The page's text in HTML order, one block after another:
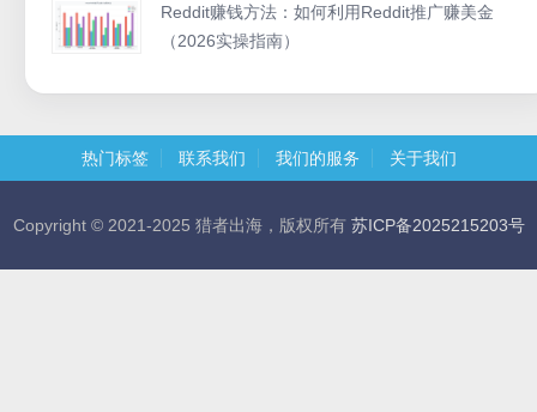
Reddit赚钱方法：如何利用Reddit推广赚美金
（2026实操指南）
热门标签 联系我们 我们的服务 关于我们
Copyright © 2021-2025 猎者出海，版权所有 苏ICP备2025215203号